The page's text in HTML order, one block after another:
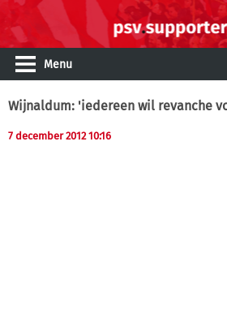
Menu
Wijnaldum: 'iedereen wil revanche
7 december 2012 10:16